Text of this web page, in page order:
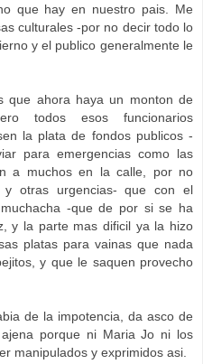
que hay en nuestro pais. Me
culturales -por no decir todo lo
y el publico generalmente le
que ahora haya un monton de
todos esos funcionarios
la plata de fondos publicos -
para emergencias como las
a muchos en la calle, por no
y otras urgencias- que con el
-que de por si se ha
y la parte mas dificil ya la hizo
platas para vainas que nada
y que le saquen provecho
de la impotencia, da asco de
porque ni Maria Jo ni los
manipulados y exprimidos asi.